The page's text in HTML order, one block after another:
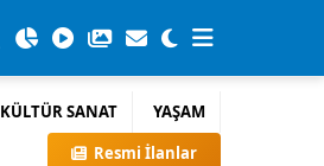
KÜLTÜR SANAT
YAŞAM
Resmi İlanlar